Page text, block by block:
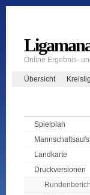
Online Ergebnis-
Übersicht
Spielplan
Landkarte
Druckversionen